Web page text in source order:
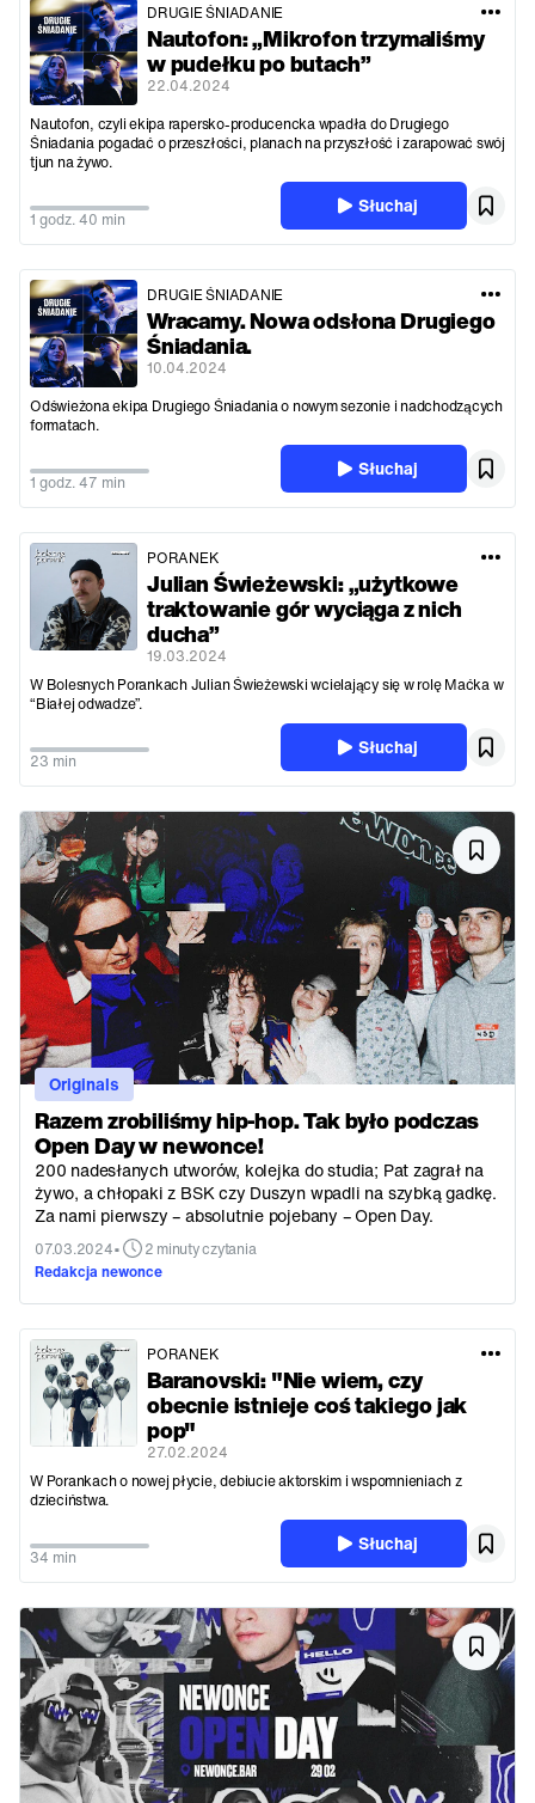
DRUGIE ŚNIADANIE
Nautofon: „Mikrofon trzymaliśmy
w pudełku po butach”
22.04.2024
Nautofon, czyli ekipa rapersko-producencka wpadła do Drugiego
Śniadania pogadać o przeszłości, planach na przyszłość i zarapować swój
tjun na żywo.
1 godz. 40 min
Słuchaj
DRUGIE ŚNIADANIE
Wracamy. Nowa odsłona Drugiego
Śniadania.
10.04.2024
Odświeżona ekipa Drugiego Śniadania o nowym sezonie i nadchodzących
formatach.
1 godz. 47 min
Słuchaj
PORANEK
Julian Świeżewski: „użytkowe
traktowanie gór wyciąga z nich
ducha”
19.03.2024
W Bolesnych Porankach Julian Świeżewski wcielający się w rolę Maćka w
“Białej odwadze”.
23 min
Słuchaj
Razem zrobiliśmy hip-hop. Tak było podczas
Open Day w newonce!
200 nadesłanych utworów, kolejka do studia; Pat zagrał na
żywo, a chłopaki z BSK czy Duszyn wpadli na szybką gadkę.
Za nami pierwszy – absolutnie pojebany – Open Day.
07.03.2024•
2 minuty czytania
Redakcja newonce
Originals
PORANEK
Baranovski: "Nie wiem, czy
obecnie istnieje coś takiego jak
pop"
27.02.2024
W Porankach o nowej płycie, debiucie aktorskim i wspomnieniach z
dzieciństwa.
34 min
Słuchaj